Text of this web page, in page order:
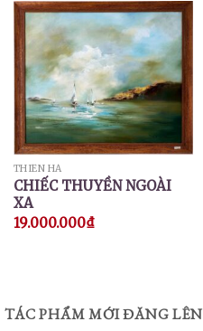
THIÊN HÀ
CHIẾC THUYỀN NGOÀI
XA
19.000.000₫
TÁC PHẨM MỚI ĐĂNG LÊN